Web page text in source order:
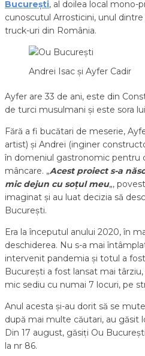
București, al doilea local mono-
cunoscutul Arrosticini, unul
truck-uri din România.
Andrei Isac și Ayfer Cadir
Ayfer are 33 de ani, este din
de turci musulmani și este sora
Fără a fi bucătari de meserie,
artist) și Andrei (inginer
în domeniul gastronomic pentru
mâncare. „Acest proiect s-a
mic dejun cu soțul meu„,
imaginat și au luat decizia să
București.
Era la începutul anului 2020, în
deschiderea. Nu s-a mai
intervenit pandemia și totul a
București a fost lansat mai
mic sediu cu numai 7 locuri, pe
Anul acesta și-au dorit să se
după mai multe căutari, au găsit
Din 17 august, găsiți Ou
la nr 86.